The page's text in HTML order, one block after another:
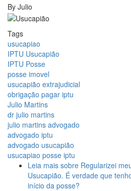
By Julio
Tags
usucapiao
IPTU Usucapião
IPTU Posse
posse imovel
usucapião extrajudicial
obrigação pagar iptu
Julio Martins
dr julio martins
julio martins advogado
advogado iptu
advogado usucapião
usucapiao posse iptu
Leia mais sobre Regularizei
Usucapião. É verdade que
início da posse?